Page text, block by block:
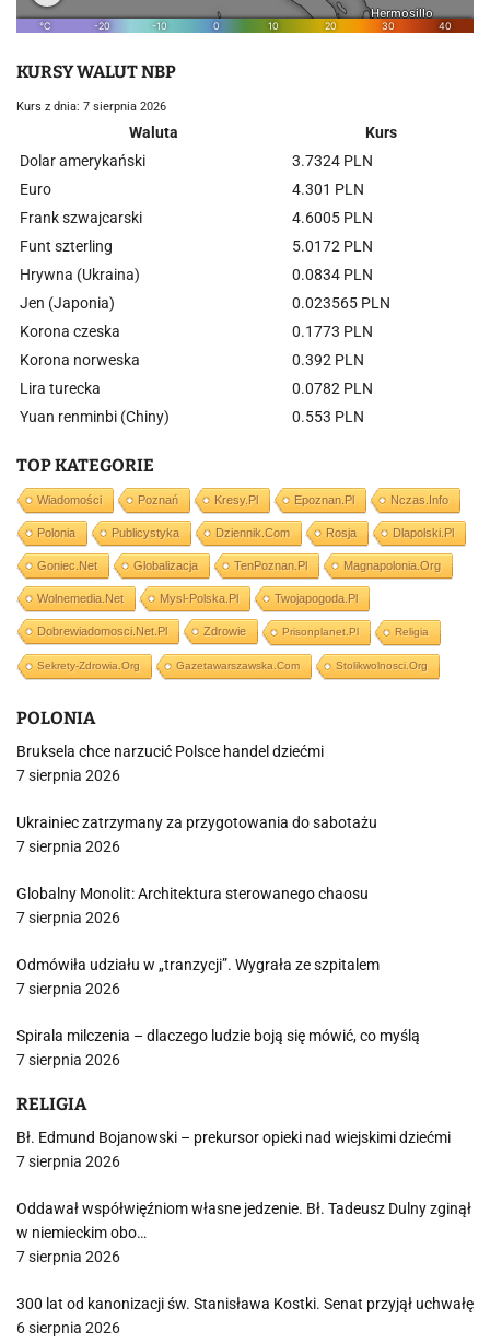
KURSY WALUT NBP
Kurs z dnia: 7 sierpnia 2026
Waluta
Kurs
Dolar amerykański
3.7324 PLN
Euro
4.301 PLN
Frank szwajcarski
4.6005 PLN
Funt szterling
5.0172 PLN
Hrywna (Ukraina)
0.0834 PLN
Jen (Japonia)
0.023565 PLN
Korona czeska
0.1773 PLN
Korona norweska
0.392 PLN
Lira turecka
0.0782 PLN
Yuan renminbi (Chiny)
0.553 PLN
TOP KATEGORIE
Wiadomości Poznań Kresy.pl Epoznan.pl Nczas.info
Polonia Publicystyka Dziennik.com Rosja Dlapolski.pl
Goniec.net Globalizacja TenPoznan.pl Magnapolonia.org
Wolnemedia.net Mysl-Polska.pl Twojapogoda.pl
Dobrewiadomosci.net.pl Zdrowie Prisonplanet.pl Religia
Sekrety-Zdrowia.org Gazetawarszawska.com Stolikwolnosci.org
POLONIA
Bruksela chce narzucić Polsce handel dziećmi
7 sierpnia 2026
Ukrainiec zatrzymany za przygotowania do sabotażu
7 sierpnia 2026
Globalny Monolit: Architektura sterowanego chaosu
7 sierpnia 2026
Odmówiła udziału w „tranzycji”. Wygrała ze szpitalem
7 sierpnia 2026
Spirala milczenia – dlaczego ludzie boją się mówić, co myślą
7 sierpnia 2026
RELIGIA
Bł. Edmund Bojanowski – prekursor opieki nad wiejskimi dziećmi
7 sierpnia 2026
Oddawał współwięźniom własne jedzenie. Bł. Tadeusz Dulny zginął
w niemieckim obo…
7 sierpnia 2026
300 lat od kanonizacji św. Stanisława Kostki. Senat przyjął uchwałę
6 sierpnia 2026